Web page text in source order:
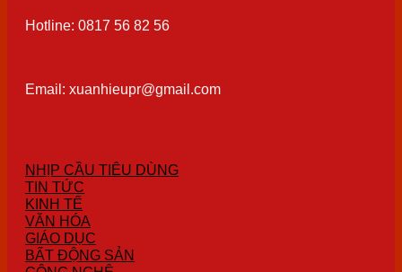
Hotline: 0817 56 82 56
Email: xuanhieupr@gmail.com
NHỊP CẦU TIÊU DÙNG
TIN TỨC
KINH TẾ
VĂN HÓA
GIÁO DỤC
BẤT ĐỘNG SẢN